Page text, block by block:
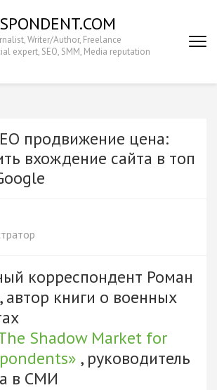
Writer/Author, Freelance
expert, SEO, SMM, Media reputation
продвижение цена:
вхождение сайта в топ
корреспондент Роман
автор книги о военных
Shadow Market for
, руководитель
в СМИ